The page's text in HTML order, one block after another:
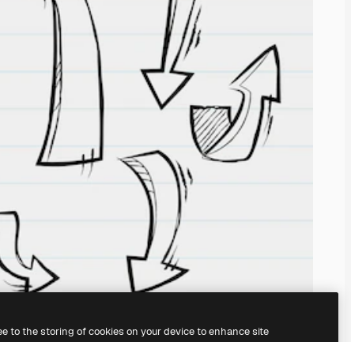
to the storing of cookies on your device to enhance site